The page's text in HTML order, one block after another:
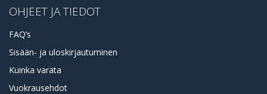
OHJEET JA TIEDOT
FAQ’s
Sisään- ja uloskirjautuminen
Kuinka varata
Vuokrausehdot